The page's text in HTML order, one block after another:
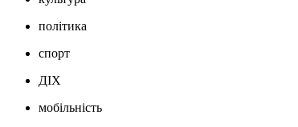
політика
спорт
ДІХ
мобільність